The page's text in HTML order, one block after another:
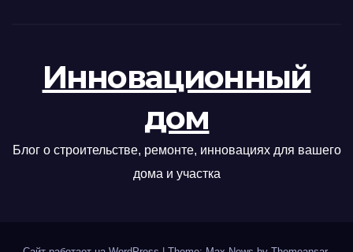
Инновационный
дом
Блог о строительстве, ремонте, инновациях для вашего
дома и участка